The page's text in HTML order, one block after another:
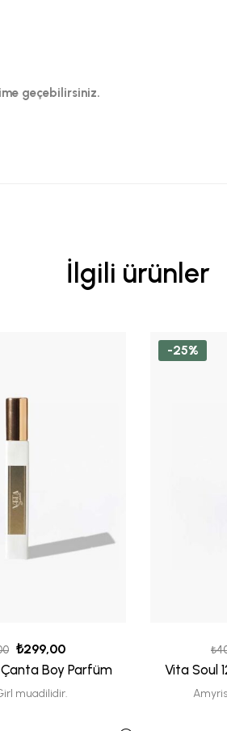
geçebilirsiniz.
İlgili ürünler
₺299,00
Boy Parfüm
muadilidir.
-25%
₺
Vita Soul